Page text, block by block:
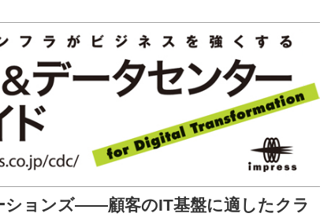
ションズ――顧客のIT基盤に適したクラ